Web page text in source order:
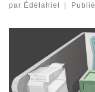
par Édélahiel | Publié